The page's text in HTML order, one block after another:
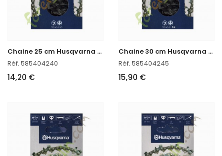
C
haine 25 cm Husqvarna 585404240 en stock
Réf. 585404240
14,20 €
C
haine 30 cm Husqvarna 585404245
Réf. 585404245
15,90 €